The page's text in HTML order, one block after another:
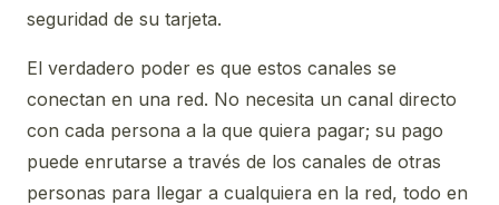
seguridad de su tarjeta.
El verdadero poder es que estos canales se
conectan en una red. No necesita un canal directo
con cada persona a la que quiera pagar; su pago
puede enrutarse a través de los canales de otras
personas para llegar a cualquiera en la red, todo en